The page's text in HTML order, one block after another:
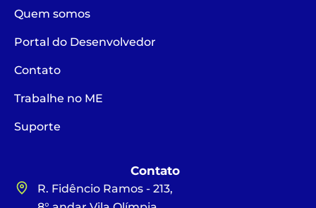
Quem somos
Portal do Desenvolvedor
Contato
Trabalhe no ME
Suporte
Contato
R. Fidêncio Ramos - 213,